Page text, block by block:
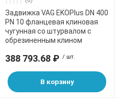
Задвижка VAG EKOPlus DN 400
PN 10 фланцевая клиновая
чугунная со штурвалом с
обрезиненным клином
388 793.68 ₽ / шт.
В корзину